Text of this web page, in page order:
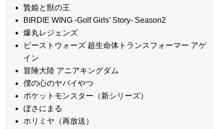
贄姫と獣の王
BIRDIE WING -Golf Girls’ Story- Season2
爆丸レジェンズ
ビーストウォーズ 超生命体トランスフォーマー アゲ
イン
冒険大陸 アニアキングダム
僕の心のヤバイやつ
ポケットモンスター（新シリーズ）
ぼさにまる
ホリミヤ（再放送）